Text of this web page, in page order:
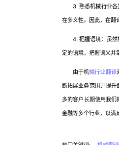
3. 熟悉机械行业各类
在多义性。因此，在翻
4. 把握语境：虽然机
定的语境，把握词义并
由于机械行业翻译
断拓展业务范围并提
多的客户长期使用我
金融等多个行业，以满